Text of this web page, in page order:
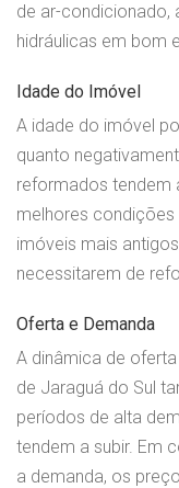
de ar-condicionado,
hidráulicas em bom
Idade do Imóvel
A idade do imóvel
quanto
reformados tendem
melhores
imóveis mais
necessitarem de
Oferta e Demanda
A dinâmica de
de Jaraguá do Sul
períodos de alta
tendem a subir. Em
a demanda, os